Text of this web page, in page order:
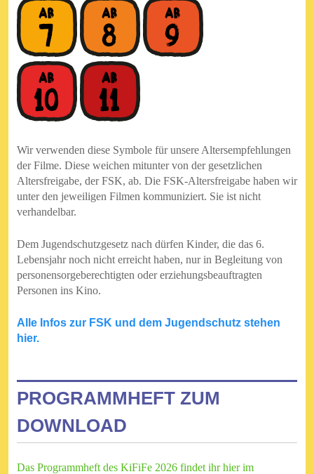
Wir verwenden diese Symbole für unsere Altersempfehlungen
der Filme. Diese weichen mitunter von der gesetzlichen
Altersfreigabe, der FSK, ab. Die FSK-Altersfreigabe haben wir
unter den jeweiligen Filmen kommuniziert. Sie ist nicht
verhandelbar.
Dem Jugendschutzgesetz nach dürfen Kinder, die das 6.
Lebensjahr noch nicht erreicht haben, nur in Begleitung von
personensorgeberechtigten oder erziehungsbeauftragten
Personen ins Kino.
Alle Infos zur FSK und dem Jugendschutz stehen
hier.
PROGRAMMHEFT ZUM
DOWNLOAD
Das Programmheft des KiFiFe 2026 findet ihr hier im